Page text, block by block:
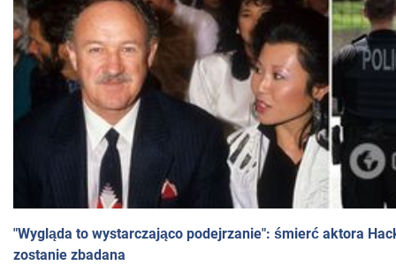
"Wygląda to wystarczająco podejrzanie": śmierć aktora
zostanie zbadana